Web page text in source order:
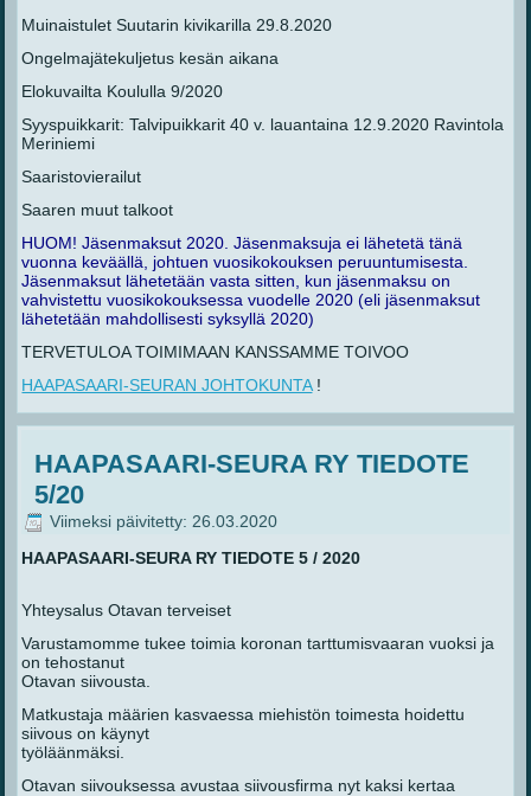
Muinaistulet Suutarin kivikarilla 29.8.2020
Ongelmajätekuljetus kesän aikana
Elokuvailta Koululla 9/2020
Syyspuikkarit: Talvipuikkarit 40 v. lauantaina 12.9.2020 Ravintola
Meriniemi
Saaristovierailut
Saaren muut talkoot
HUOM! Jäsenmaksut 2020. Jäsenmaksuja ei lähetetä tänä
vuonna keväällä, johtuen vuosikokouksen peruuntumisesta.
Jäsenmaksut lähetetään vasta sitten, kun jäsenmaksu on
vahvistettu vuosikokouksessa vuodelle 2020 (eli jäsenmaksut
lähetetään mahdollisesti syksyllä 2020)
TERVETULOA TOIMIMAAN KANSSAMME TOIVOO
HAAPASAARI-SEURAN JOHTOKUNTA!
HAAPASAARI-SEURA RY TIEDOTE
5/20
Viimeksi päivitetty: 26.03.2020
HAAPASAARI-SEURA RY TIEDOTE 5 / 2020
Yhteysalus Otavan terveiset
Varustamomme tukee toimia koronan tarttumisvaaran vuoksi ja
on tehostanut
Otavan siivousta.
Matkustaja määrien kasvaessa miehistön toimesta hoidettu
siivous on käynyt
työläänmäksi.
Otavan siivouksessa avustaa siivousfirma nyt kaksi kertaa